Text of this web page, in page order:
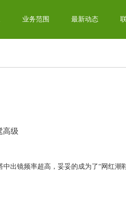
业务范围 最新动态
高级
出镜频率超高，妥妥的成为了“网红潮